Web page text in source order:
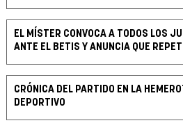
EL MÍSTER CONVOCA A TODOS LOS
ANTE EL BETIS Y ANUNCIA QUE
CRÓNICA DEL PARTIDO EN LA
DEPORTIVO